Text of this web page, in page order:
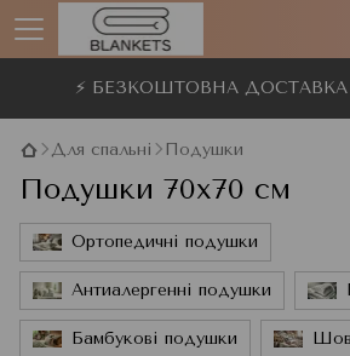
⚡ БЕЗКОШТОВНА ДОСТАВКА
Для спальні Подушки
Подушки 70x70 см
Ортопедичні подушки
Антиалергенні подушки
Бамбукові подушки